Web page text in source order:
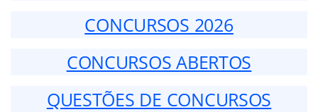
CONCURSOS 2026
CONCURSOS ABERTOS
QUESTÕES DE CONCURSOS